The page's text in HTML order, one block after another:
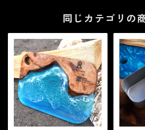
同じカテゴリの